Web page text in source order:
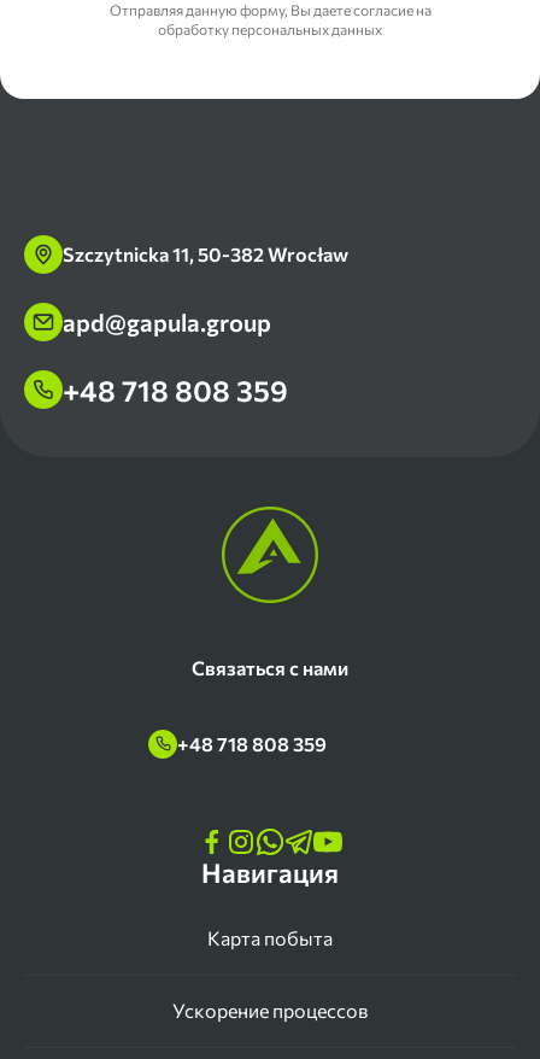
Отправляя данную форму, Вы даете согласие на
обработку персональных данных
Szczytnicka 11, 50-382 Wrocław
apd@gapula.group
+48 718 808 359
Связаться с нами
+48 718 808 359
Навигация
Карта побыта
Ускорение процессов